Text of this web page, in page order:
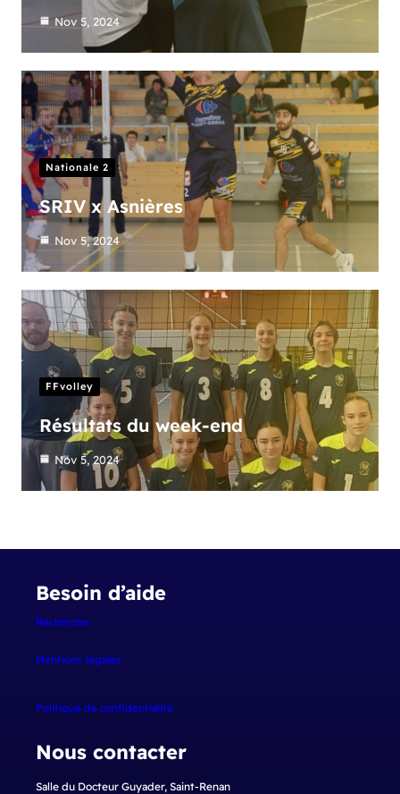
Nov 5, 2024
Nationale 2
SRIV x Asnières
Nov 5, 2024
FFvolley
Résultats du week-end
Nov 5, 2024
Besoin d’aide
Recherche
Mentions légales
Politique de confidentialité
Nous contacter
Salle du Docteur Guyader, Saint-Renan